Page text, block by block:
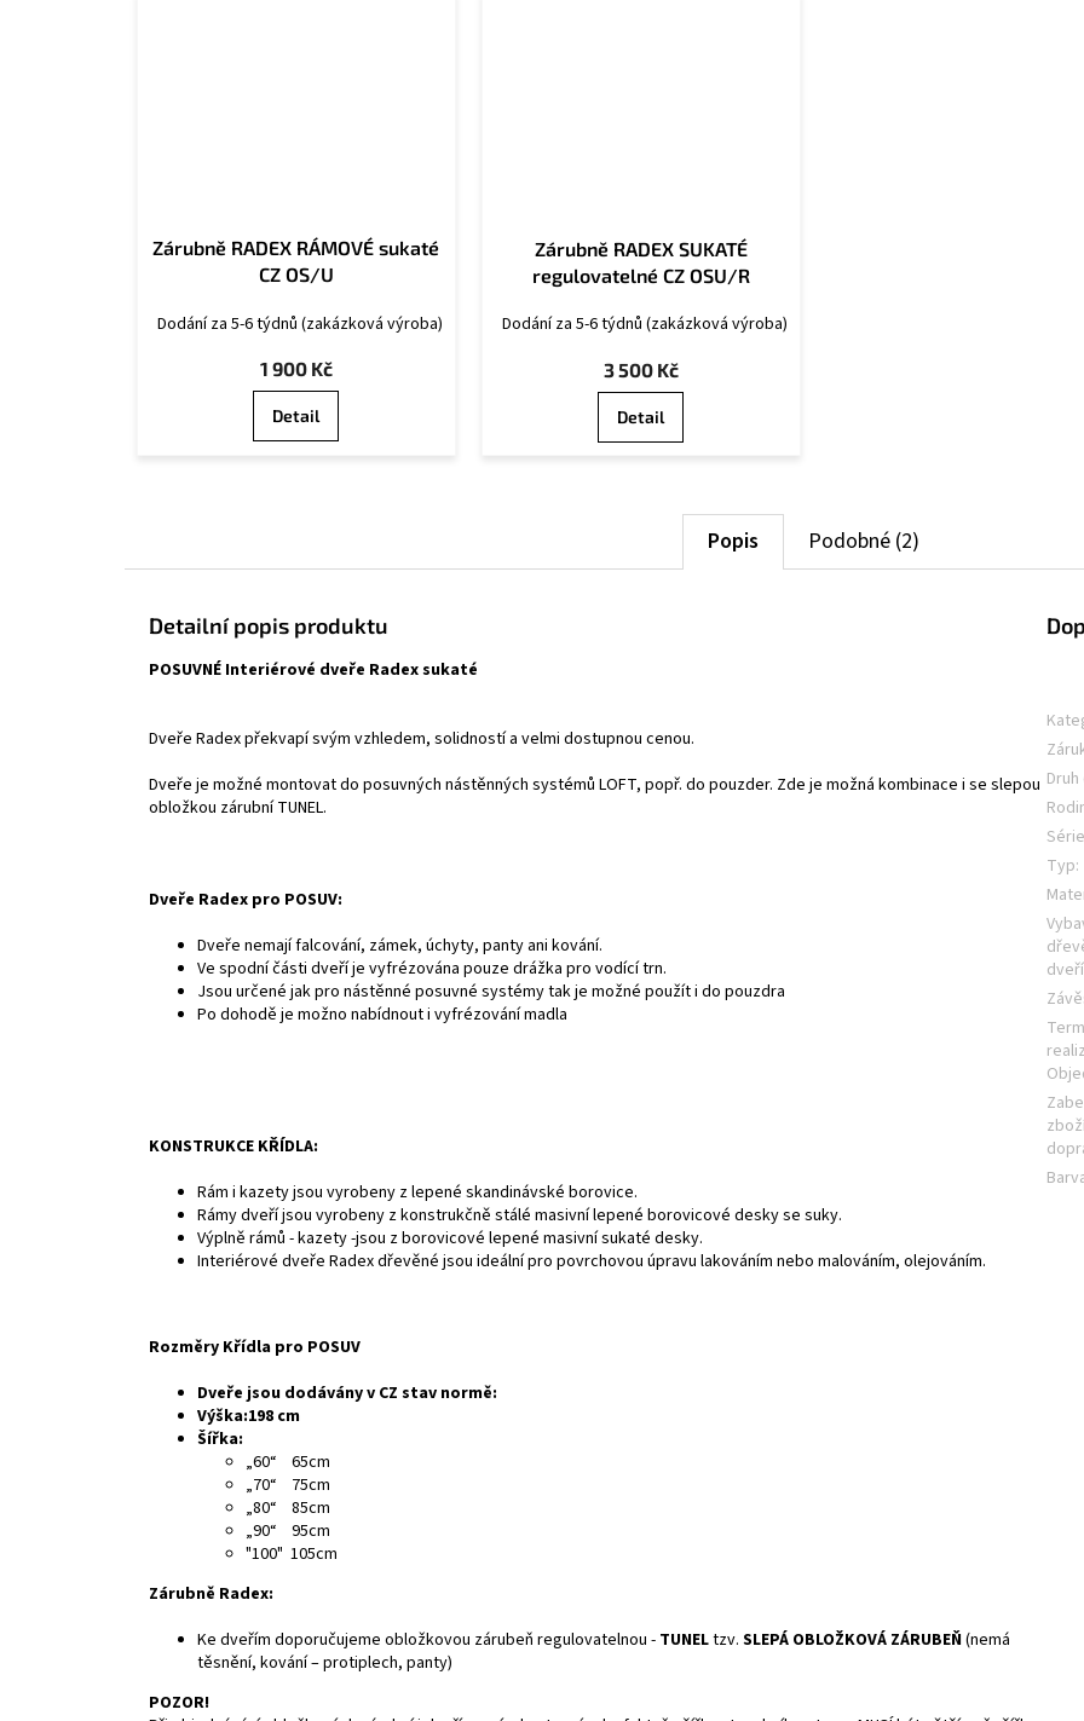
Zárubně RADEX RÁMOVÉ sukaté
CZ OS/U
Dodání za 5-6 týdnů (zakázková výroba)
1 900 Kč
Detail
Zárubně RADEX SUKATÉ
regulovatelné CZ OSU/R
Dodání za 5-6 týdnů (zakázková výroba)
3 500 Kč
Detail
Popis Podobné (2)
Detailní popis produktu
POSUVNÉ Interiérové dveře Radex sukaté
Dveře Radex překvapí svým vzhledem, solidností a velmi dostupnou cenou.
Dveře je možné montovat do posuvných nástěnných systémů LOFT, popř. do pouzder. Zde je možná kombinace i se slepou
obložkou zárubní TUNEL.
Dveře Radex pro POSUV:
Dveře nemají falcování, zámek, úchyty, panty ani kování.
Ve spodní části dveří je vyfrézována pouze drážka pro vodící trn.
Jsou určené jak pro nástěnné posuvné systémy tak je možné použít i do pouzdra
Po dohodě je možno nabídnout i vyfrézování madla
KONSTRUKCE KŘÍDLA:
Rám i kazety jsou vyrobeny z lepené skandinávské borovice.
Rámy dveří jsou vyrobeny z konstrukčně stálé masivní lepené borovicové desky se suky.
Výplně rámů - kazety -jsou z borovicové lepené masivní sukaté desky.
Interiérové dveře Radex dřevěné jsou ideální pro povrchovou úpravu lakováním nebo malováním, olejováním.
Rozměry Křídla pro POSUV
Dveře jsou dodávány v CZ stav normě:
Výška:198 cm
Šířka:
„60“ 65cm
„70“ 75cm
„80“ 85cm
„90“ 95cm
"100" 105cm
Zárubně Radex:
Ke dveřím doporučujeme obložkovou zárubeň regulovatelnou - TUNELtzv. SLEPÁ OBLOŽKOVÁ ZÁRUBEŇ(nemá
těsnění, kování – protiplech, panty)
POZOR!
Série
Typ:
dveří